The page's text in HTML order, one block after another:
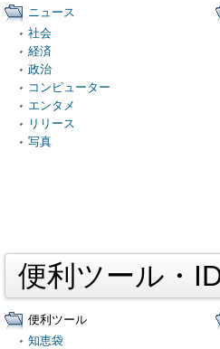
ニュース
社会
経済
政治
コンピューター
エンタメ
リリース
写真
便利ツール・
便利ツール
知恵袋